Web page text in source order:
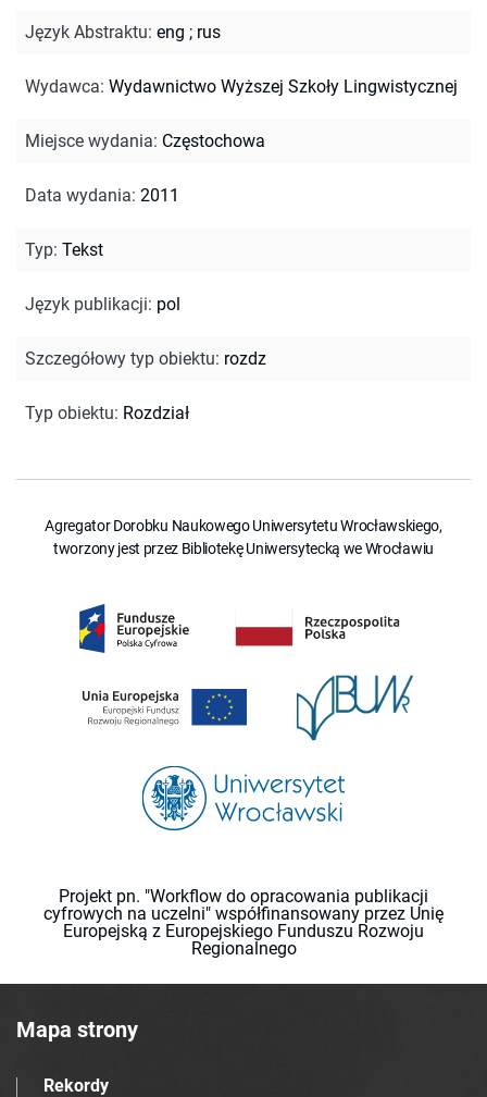
Język Abstraktu: eng ; rus
Wydawca: Wydawnictwo Wyższej Szkoły Lingwistycznej
Miejsce wydania: Częstochowa
Data wydania: 2011
Typ: Tekst
Język publikacji: pol
Szczegółowy typ obiektu: rozdz
Typ obiektu: Rozdział
Agregator Dorobku Naukowego Uniwersytetu Wrocławskiego,
tworzony jest przez Bibliotekę Uniwersytecką we Wrocławiu
Projekt pn. "Workflow do opracowania publikacji
cyfrowych na uczelni" współfinansowany przez Unię
Europejską z Europejskiego Funduszu Rozwoju
Regionalnego
Mapa strony
Rekordy